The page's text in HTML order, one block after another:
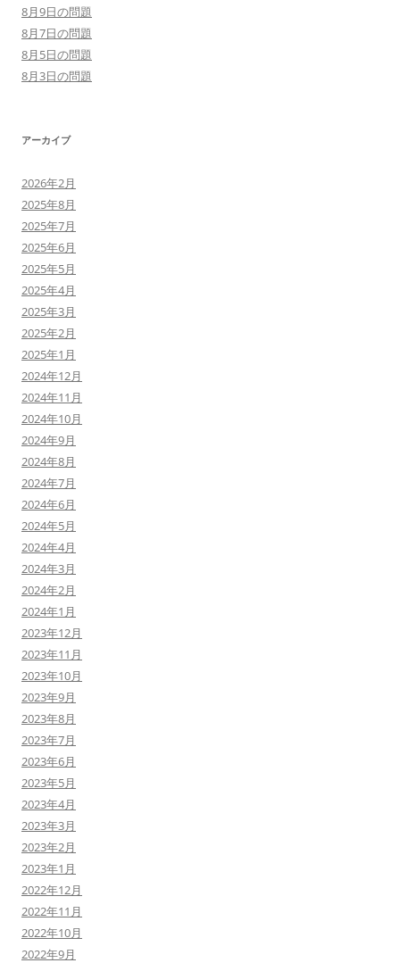
8月9日の問題
8月7日の問題
8月5日の問題
8月3日の問題
アーカイブ
2026年2月
2025年8月
2025年7月
2025年6月
2025年5月
2025年4月
2025年3月
2025年2月
2025年1月
2024年12月
2024年11月
2024年10月
2024年9月
2024年8月
2024年7月
2024年6月
2024年5月
2024年4月
2024年3月
2024年2月
2024年1月
2023年12月
2023年11月
2023年10月
2023年9月
2023年8月
2023年7月
2023年6月
2023年5月
2023年4月
2023年3月
2023年2月
2023年1月
2022年12月
2022年11月
2022年10月
2022年9月